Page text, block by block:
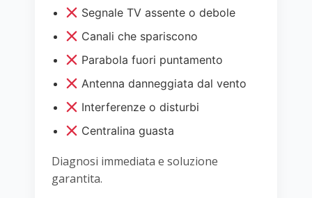
Segnale TV assente o debole
Canali che spariscono
Parabola fuori puntamento
Antenna danneggiata dal vento
Interferenze o disturbi
Centralina guasta
Diagnosi immediata e soluzione
garantita.